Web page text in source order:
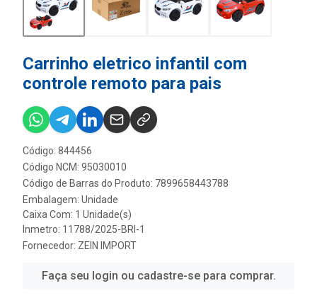
Carrinho eletrico infantil com
controle remoto para pais
Código: 844456
Código NCM: 95030010
Código de Barras do Produto: 7899658443788
Embalagem: Unidade
Caixa Com: 1 Unidade(s)
Inmetro: 11788/2025-BRI-1
Fornecedor: ZEIN IMPORT
Faça seu login ou cadastre-se para comprar.